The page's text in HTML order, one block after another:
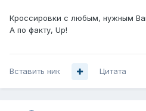
Кроссировки с любым, нужным
А по факту, Up!
Вставить ник Цитата